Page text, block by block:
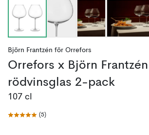
Björn Frantzén för Orrefors
Orrefors x Björn Frantzén
rödvinsglas 2-pack
107 cl
(5)